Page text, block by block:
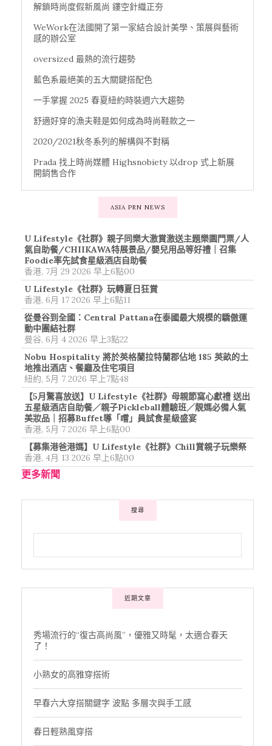
解鎖時尚度假新風尚 鏤空針織正夯
WeWork在法國開了第一家結合設計美學、策展與藝術
感的辦公室
oversized 最熱的流行趨勢
藍色系最絕美的五大關鍵搭配色
一手掌握 2025 春夏紐約時裝週六大趨勢
舒適好穿的漁夫鞋是如何成為時尚鞋款之一
2020/2021秋冬系列的解構與不對稱
Prada 找上時尚媒體 Highsnobiety 以drop 式上新展
開銷售合作
ASIA PRN NEWS
U Lifestyle《社群》親子同樂大激賞激送主題樂園門票/人
氣自助餐/CHIIKAWA特展景品/嬰兒用品等好禮｜召集
Foodie率先試食星級酒店自助餐
香港, 7月 29 2026 早上6點00
U Lifestyle《社群》玩轉夏日狂賞
香港, 6月 17 2026 早上6點11
從曼谷到全國：Central Pattana在泰國最大規模的驕傲運
動中團結社群
曼谷, 6月 4 2026 早上3點22
Nobu Hospitality 將於英格蘭拉特蘭郡佔地 185 英畝的土
地推出酒店、餐廳及住宅項目
紐約, 5月 7 2026 早上7點48
【5月驚喜放送】U Lifestyle《社群》母親節窩心獻禮 送出
五星級酒店自助餐／親子Pickleball體驗班／靚媽必備人氣
美妝品｜招募Buffet導「嚐」員試食星級盛宴
香港, 5月 7 2026 早上6點00
【募集港爸港媽】U Lifestyle《社群》Chill賞親子玩樂祭
香港, 4月 13 2026 早上6點00
更多新聞
搜尋
近期文章
秀場流行的“復古高尚風”，優雅又時髦，太適合春天
了！
小熟女的高雅穿搭術
早春六大穿搭關鍵字 波點 多層次與手工感
春日輕熟風穿搭